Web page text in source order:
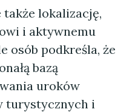
lokalizację,
i aktywnemu
osób podkreśla, że
bazą
uroków
turystycznych i